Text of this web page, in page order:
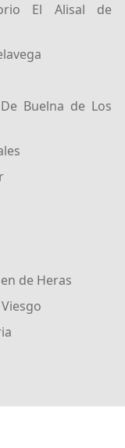
El Alisal de
Buelna de Los
de Heras